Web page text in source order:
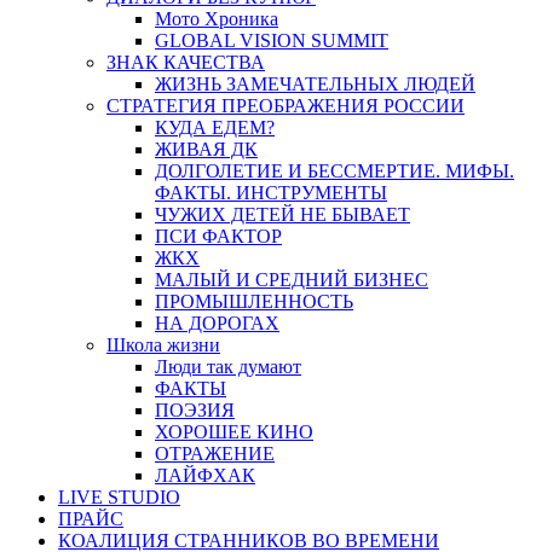
Мото Хроника
GLOBAL VISION SUMMIT
ЗНАК КАЧЕСТВА
ЖИЗНЬ ЗАМЕЧАТЕЛЬНЫХ ЛЮДЕЙ
СТРАТЕГИЯ ПРЕОБРАЖЕНИЯ РОССИИ
КУДА ЕДЕМ?
ЖИВАЯ ДК
ДОЛГОЛЕТИЕ И БЕССМЕРТИЕ. МИФЫ.
ФАКТЫ. ИНСТРУМЕНТЫ
ЧУЖИХ ДЕТЕЙ НЕ БЫВАЕТ
ПСИ ФАКТОР
ЖКХ
МАЛЫЙ И СРЕДНИЙ БИЗНЕС
ПРОМЫШЛЕННОСТЬ
НА ДОРОГАХ
Школа жизни
Люди так думают
ФАКТЫ
ПОЭЗИЯ
ХОРОШЕЕ КИНО
ОТРАЖЕНИЕ
ЛАЙФХАК
LIVE STUDIO
ПРАЙС
КОАЛИЦИЯ СТРАННИКОВ ВО ВРЕМЕНИ